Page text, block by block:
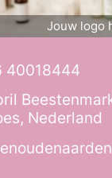
Jouw logo
40018444
Nederland